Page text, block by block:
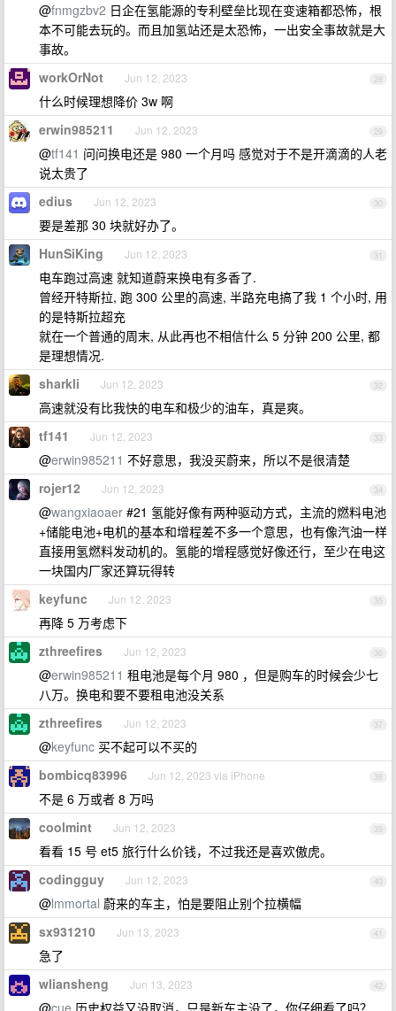
@fnmgzbv2 日企在氢能源的专利壁垒比现在变速箱都恐怖，根
本不可能去玩的。而且加氢站还是太恐怖，一出安全事故就是大
事故。
28
workOrNot Jun 12, 2023
什么时候理想降价 3w 啊
29
erwin985211 Jun 12, 2023
@tf141 问问换电还是 980 一个月吗 感觉对于不是开滴滴的人老
说太贵了
30
edius Jun 12, 2023
要是差那 30 块就好办了。
31
HunSiKing Jun 12, 2023
电车跑过高速 就知道蔚来换电有多香了.
曾经开特斯拉, 跑 300 公里的高速, 半路充电搞了我 1 个小时, 用
的是特斯拉超充
就在一个普通的周末, 从此再也不相信什么 5 分钟 200 公里, 都
是理想情况.
32
sharkli Jun 12, 2023
高速就没有比我快的电车和极少的油车，真是爽。
33
tf141 Jun 12, 2023
@erwin985211 不好意思，我没买蔚来，所以不是很清楚
34
rojer12 Jun 12, 2023
@wangxiaoaer #21 氢能好像有两种驱动方式，主流的燃料电池
+储能电池+电机的基本和增程差不多一个意思，也有像汽油一样
直接用氢燃料发动机的。氢能的增程感觉好像还行，至少在电这
一块国内厂家还算玩得转
35
keyfunc Jun 12, 2023
再降 5 万考虑下
36
zthreefires Jun 12, 2023
@erwin985211 租电池是每个月 980 ，但是购车的时候会少七
八万。换电和要不要租电池没关系
37
zthreefires Jun 12, 2023
@keyfunc 买不起可以不买的
38
bombicq83996 Jun 12, 2023 via iPhone
不是 6 万或者 8 万吗
39
coolmint Jun 12, 2023
看看 15 号 et5 旅行什么价钱，不过我还是喜欢傲虎。
40
codingguy Jun 12, 2023
@lmmortal 蔚来的车主，怕是要阻止别个拉横幅
41
sx931210 Jun 13, 2023
急了
42
wliansheng Jun 13, 2023
@cue 历史权益又没取消，只是新车主没了，你仔细看了吗？